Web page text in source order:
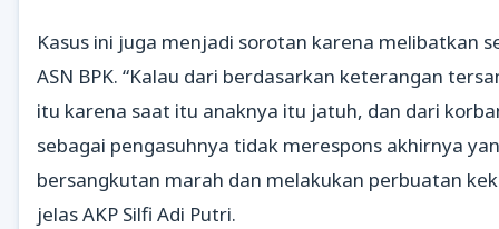
Kasus ini juga menjadi sorotan karena melibatkan
ASN BPK. “Kalau dari berdasarkan keterangan
itu karena saat itu anaknya itu jatuh, dan dari
sebagai pengasuhnya tidak merespons akhirnya
bersangkutan marah dan melakukan perbuatan
jelas AKP Silfi Adi Putri.